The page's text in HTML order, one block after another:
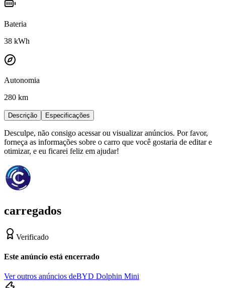
Bateria
38 kWh
Autonomia
280 km
Descrição Especificações
Desculpe, não consigo acessar ou visualizar anúncios. Por favor,
forneça as informações sobre o carro que você gostaria de editar e
otimizar, e eu ficarei feliz em ajudar!
carregados
Verificado
Este anúncio está encerrado
Ver outros anúncios deBYD Dolphin Mini